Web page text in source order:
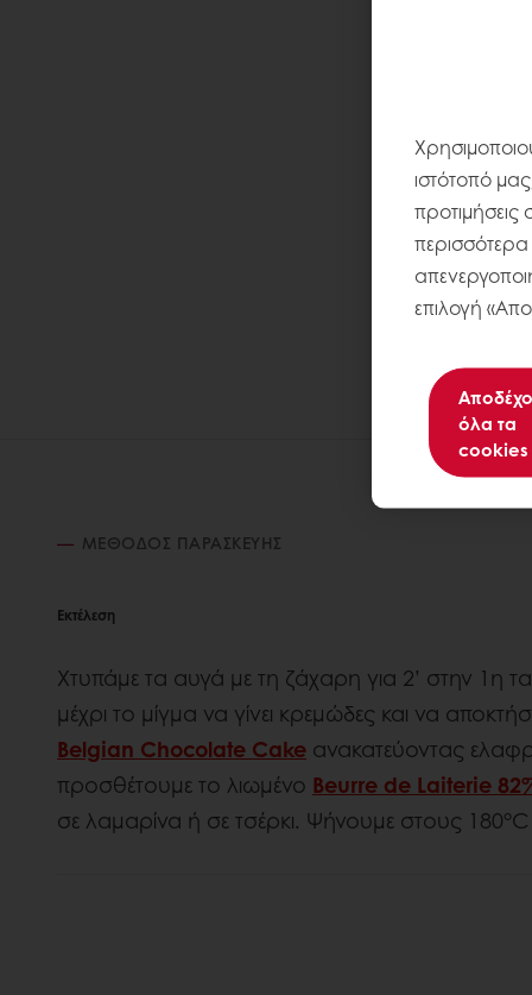
ΜΈΘΟΔΟΣ ΠΑΡΑΣΚΕΥΉΣ
Εκτέλεση
Χτυπάμε τα αυγά με τη ζάχαρη για 2’ στην 1η
μέχρι το μίγμα να γίνει κρεμώδες και να
Belgian Chocolate Cake ανακατεύοντας
προσθέτουμε το λιωμένο Beurre de Laiterie
σε λαμαρίνα ή σε τσέρκι. Ψήνουμε στους
ιστότοπό
επιλογή
όλα τα
cookies